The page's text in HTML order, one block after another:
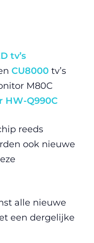
tv’s
CU8000 tv’s
M80C
HW-Q990C
reeds
ook nieuwe
alle nieuwe
een dergelijke